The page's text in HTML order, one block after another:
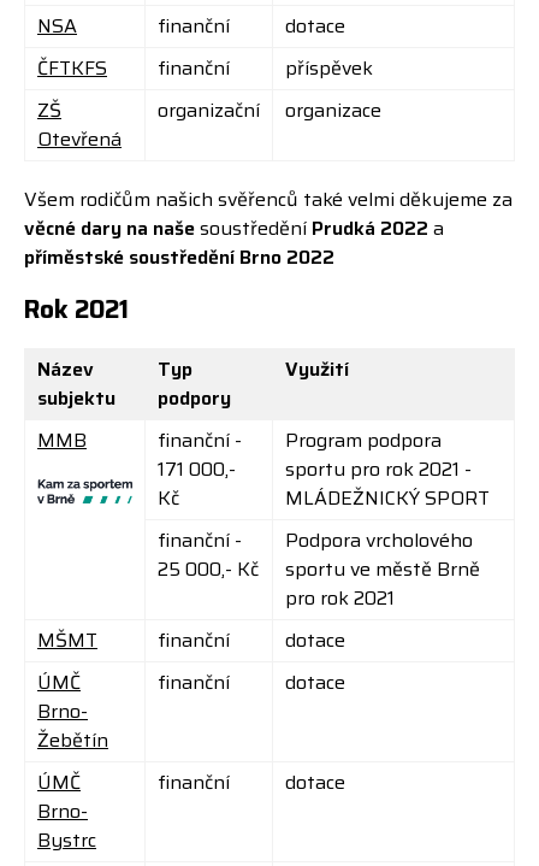
NSA finanční
dotace
ČFTKFS
finanční
příspěvek
ZŠ
Otevřená
organizační organizace
Všem rodičům našich svěřenců také velmi děkujeme za
věcné dary na našesoustředění Prudká 2022 a
příměstské soustředění Brno 2022
Rok 2021
Název
subjektu
Typ
podpory
Využití
MMB
finanční -
171 000,-
Kč
Program podpora
sportu pro rok 2021 -
MLÁDEŽNICKÝ SPORT
finanční -
25 000,- Kč
Podpora vrcholového
sportu ve městě Brně
pro rok 2021
MŠMT
finanční
dotace
ÚMČ
Brno-
Žebětín
finanční dotace
ÚMČ
Brno-
Bystrc
finanční dotace